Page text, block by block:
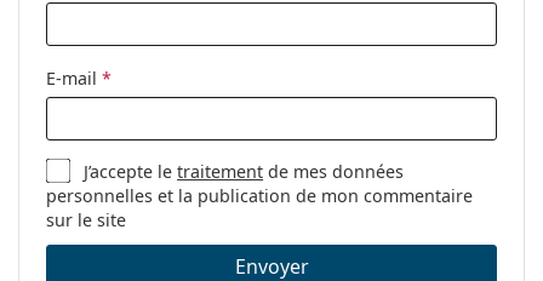
E-mail *
J’accepte letraitement de mes données
personnelles et la publication de mon commentaire
sur le site
Envoyer